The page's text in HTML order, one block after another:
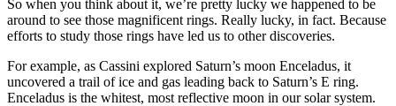
So when you think about it, we’re pretty lucky we happened to be
around to see those magnificent rings. Really lucky, in fact. Because
efforts to study those rings have led us to other discoveries.
For example, as Cassini explored Saturn’s moon Enceladus, it
uncovered a trail of ice and gas leading back to Saturn’s E ring.
Enceladus is the whitest, most reflective moon in our solar system.